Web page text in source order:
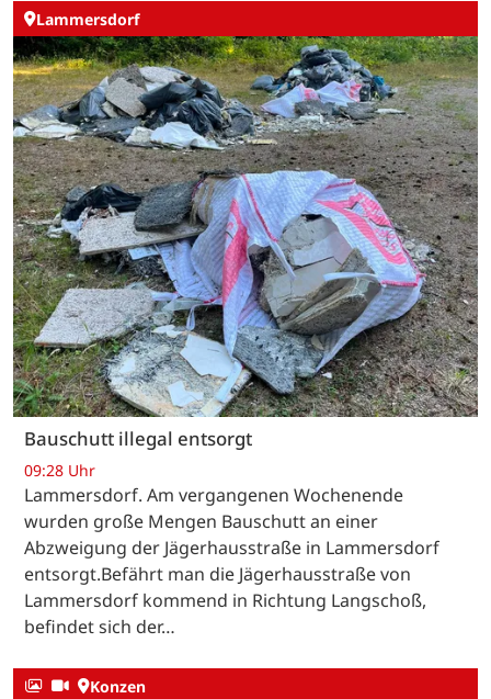
Lammersdorf
Bauschutt illegal entsorgt
09:28 Uhr
Lammersdorf. Am vergangenen Wochenende
wurden große Mengen Bauschutt an einer
Abzweigung der Jägerhausstraße in Lammersdorf
entsorgt.Befährt man die Jägerhausstraße von
Lammersdorf kommend in Richtung Langschoß,
befindet sich der…
Konzen